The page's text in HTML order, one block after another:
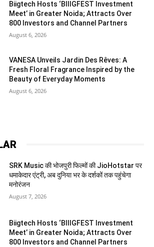
Biigtech Hosts ‘BIIIGFEST Investment
Meet’ in Greater Noida; Attracts Over
800 Investors and Channel Partners
August 6, 2026
VANESA Unveils Jardin Des Rêves: A
Fresh Floral Fragrance Inspired by the
Beauty of Everyday Moments
August 6, 2026
SRK Music की भोजपुरी फिल्मों की JioHotstar पर
धमाकेदार एंट्री, अब दुनिया भर के दर्शकों तक पहुंचेगा
मनोरंजन
August 7, 2026
Biigtech Hosts ‘BIIIGFEST Investment
Meet’ in Greater Noida; Attracts Over
800 Investors and Channel Partners